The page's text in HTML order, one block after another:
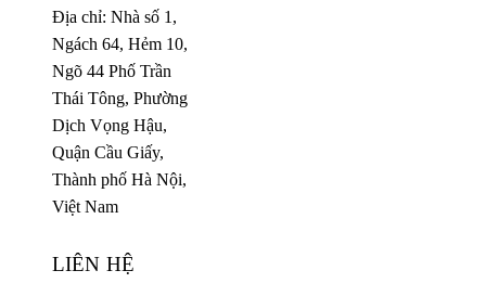
Địa chỉ: Nhà số 1,
Ngách 64, Hẻm 10,
Ngõ 44 Phố Trần
Thái Tông, Phường
Dịch Vọng Hậu,
Quận Cầu Giấy,
Thành phố Hà Nội,
Việt Nam
LIÊN HỆ